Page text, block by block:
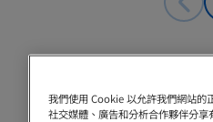
推薦
我們使用 Cookie 以允許我們網站的
社交媒體、廣告和分析合作夥伴分享